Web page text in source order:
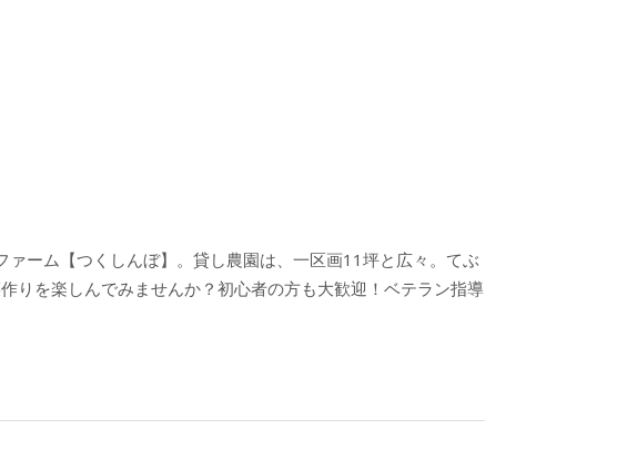
ーム【つくしんぼ】。貸し農園は、一区画11坪と広々。てぶ
りを楽しんでみませんか？初心者の方も大歓迎！ベテラン指導